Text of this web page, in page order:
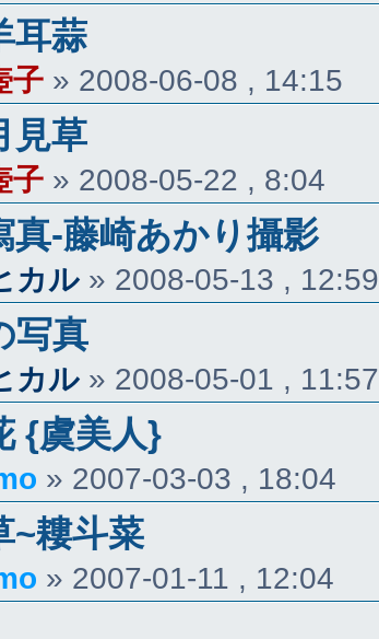
耳蒜
子 » 2008-06-08 , 14:15
見草
子 » 2008-05-22 , 8:04
真-藤崎あかり攝影
カル » 2008-05-13 , 12:59
写真
カル » 2008-05-01 , 11:57
{虞美人}
» 2007-03-03 , 18:04
~耬斗菜
» 2007-01-11 , 12:04